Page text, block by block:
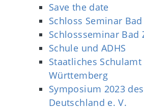
Save the date
Schloss Seminar
Schlossseminar Bad
Schule und ADHS
Staatliches
Württemberg
Symposium 2023 des
Deutschland e. V.